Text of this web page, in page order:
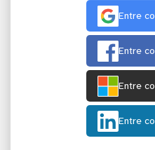
Entre
Entre
Entre
Entre